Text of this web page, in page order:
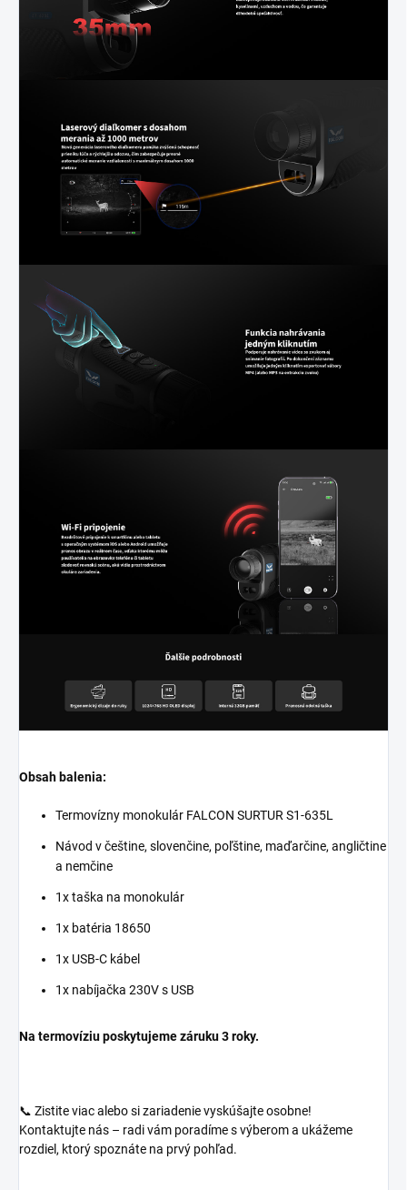
Obsah balenia:
Termovízny monokulár FALCON SURTUR S1-635L
Návod v češtine, slovenčine, poľštine, maďarčine, angličtine
a nemčine
1x taška na monokulár
1x batéria 18650
1x USB-C kábel
1x nabíjačka 230V s USB
Na termovíziu poskytujeme záruku 3 roky.
📞 Zistite viac alebo si zariadenie vyskúšajte osobne!
Kontaktujte nás – radi vám poradíme s výberom a ukážeme
rozdiel, ktorý spoznáte na prvý pohľad.